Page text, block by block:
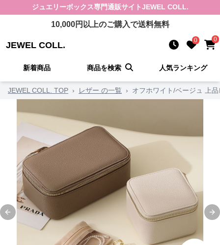
ジュエリーボックス専門通販サイトJEWEL COLL.
10,000円以上のご購入で送料無料
JEWEL COLL. 0 0
新着商品 商品を検索 人気ランキング
JEWEL COLL. TOP › レザー の一覧 › オフホワイト/ベージュ 上
Previous slide